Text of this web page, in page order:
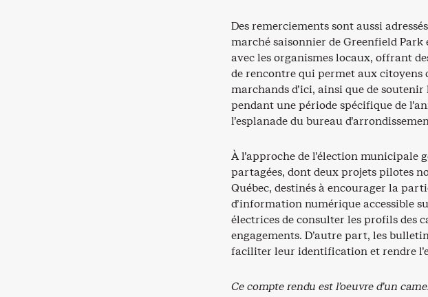
Des remerciements sont aussi
marché saisonnier de Greenfield
avec les organismes locaux, offrant
de rencontre qui permet aux citoyens
marchands d’ici, ainsi que de
pendant une période spécifique de
l’esplanade du bureau
À l’approche de l’élection
partagées, dont deux projets pilotes
Québec, destinés à encourager la
d’information numérique accessible
électrices de consulter les profils des
engagements. D’autre part, les
faciliter leur identification et rendre
Ce compte rendu est l’oeuvre d’un